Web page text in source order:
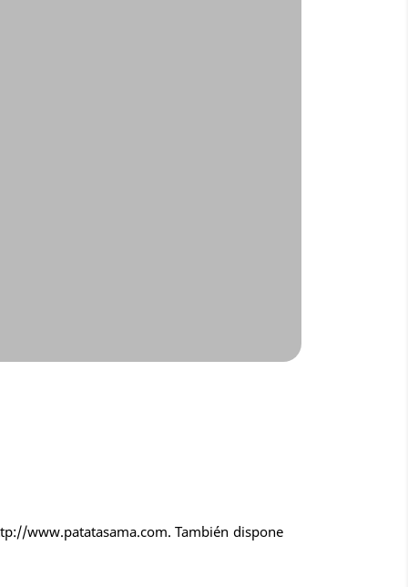
www.patatasama.com. También dispone